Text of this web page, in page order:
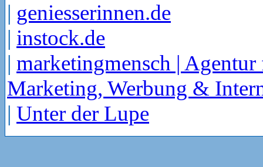
| geniesserinnen.de
| instock.de
| marketingmensch | Agentur
Marketing, Werbung &
| Unter der Lupe